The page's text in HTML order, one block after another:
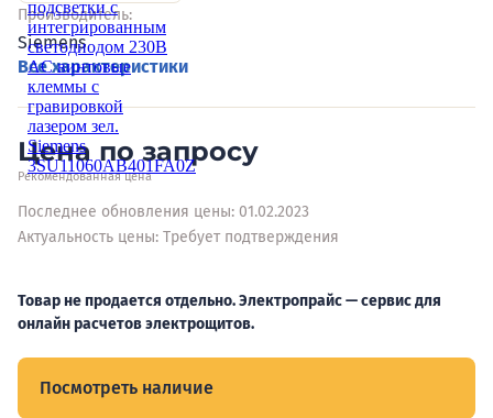
Производитель:
Siemens
Все характеристики
Цена по запросу
Рекомендованная цена
Последнее обновления цены: 01.02.2023
Актуальность цены: Требует подтверждения
Товар не продается отдельно. Электропрайс — сервис для
онлайн расчетов электрощитов.
Посмотреть наличие